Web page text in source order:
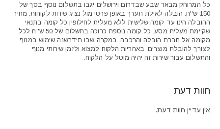
כל המרוחק מבאר שבע שבדרום וירושלים יגבו בתשלום נוסף בסך של
150 ש''ח. הובלה לאילת תערך באופן פרטי מול נציג שירות לקוחות. מחיר
ההובלה הינו עד קומה שלישית ללא מעלית לחילופין כל קומה בתנאי
שקיימת מעלית מסע. כל קומה נוספת כרוכה בתשלום של 50 ש''ח לכל
מקומה אל חברת הובלה והרכבה. במקרה שבו תידרשנה שימוש במנוף
לצורך להובלת מוצרים, באחריות הלקוח למצוא ולזמן שירותי מנוף
והתשלום עבור שירות זה יהיה מוטל על הלקוח.
חוות דעת
אין עדיין חוות דעת.